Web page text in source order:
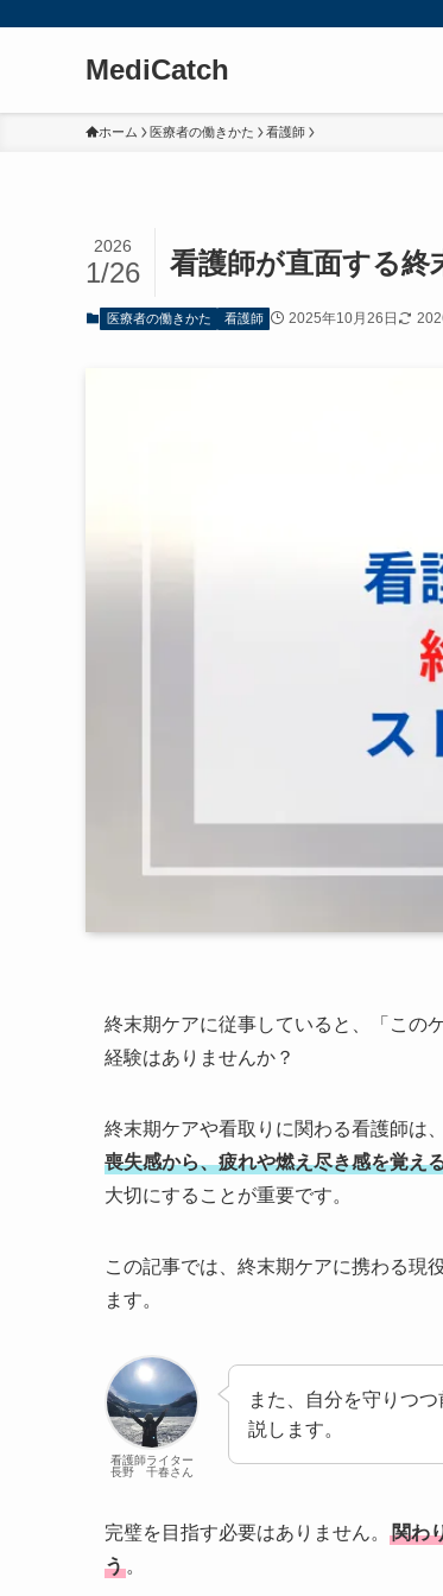
MediCatch
ホーム 医療者の働きかた 看護師
看護師が直面する
2026
1/26
医療者の働きかた 看護師 2025年10月26日
終末期ケアに従事していると、「この
経験はありませんか？
終末期ケアや看取りに関わる看護師は
喪失感から、疲れや燃え尽き感を覚え
大切にすることが重要です。
この記事では、終末期ケアに携わる現
ます。
看護師ライター
長野 千春さん
また、自分を守りつ
説します。
完璧を目指す必要はありません。
関わ
う 。